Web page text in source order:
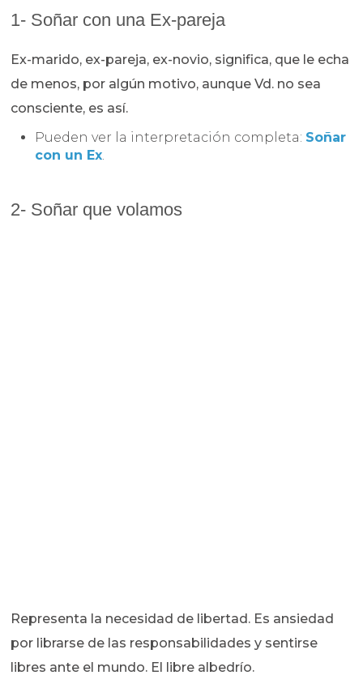
1- Soñar con una Ex-pareja
Ex-marido, ex-pareja, ex-novio, significa, que le echa
de menos, por algún motivo, aunque Vd. no sea
consciente, es así.
Pueden ver la interpretación completa: Soñar
con un Ex.
2- Soñar que volamos
Representa la necesidad de libertad. Es ansiedad
por librarse de las responsabilidades y sentirse
libres ante el mundo. El libre albedrío.